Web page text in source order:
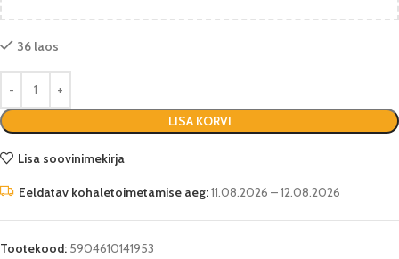
36 laos
LISA KORVI
Lisa soovinimekirja
Eeldatav kohaletoimetamise aeg:11.08.2026 – 12.08.2026
Tootekood: 5904610141953